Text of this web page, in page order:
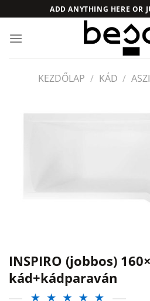
to
content
ADD ANYTHING HERE OR
KEZDŐLAP / KÁD /
INSPIRO (jobbos)
kád+kádparaván